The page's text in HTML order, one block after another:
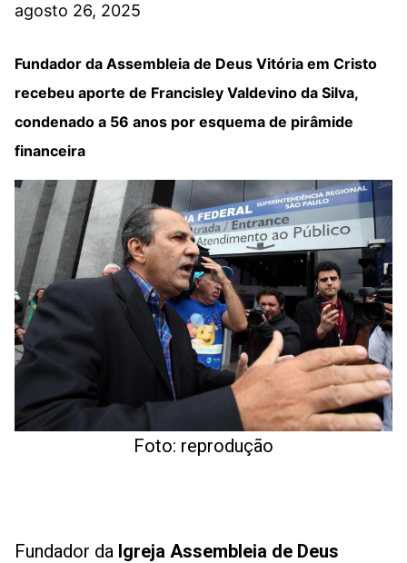
agosto 26, 2025
Fundador da Assembleia de Deus Vitória em Cristo
recebeu aporte de Francisley Valdevino da Silva,
condenado a 56 anos por esquema de pirâmide
financeira
Foto: reprodução
Fundador da Igreja Assembleia de Deus